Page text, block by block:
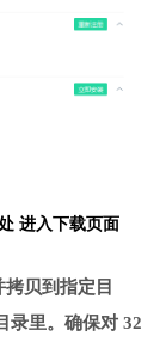
进入下载页面
贝到指定目
录里。确保对 32